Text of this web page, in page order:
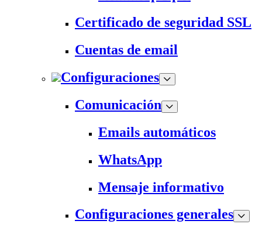
Certificado de seguridad SSL
Cuentas de email
Configuraciones
Comunicación
Emails automáticos
WhatsApp
Mensaje informativo
Configuraciones generales